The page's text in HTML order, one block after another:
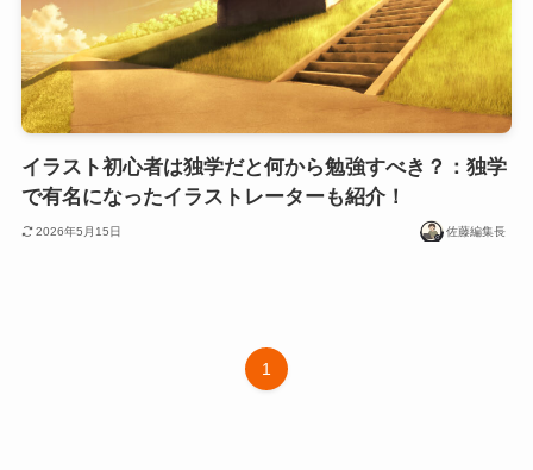
イラスト初心者は独学だと何から勉強すべき？：独学
で有名になったイラストレーターも紹介！
2026年5月15日 佐藤編集長
1